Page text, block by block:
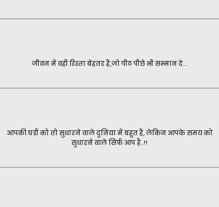
जीवन में वही रिश्ता बेहतर हैं,जो पीठ पीछे भी सम्मान दे…
आपकी घड़ी को तो सुधारने वाले दुनिया में बहुत हैं, लेकिन आपके समय को
सुधारने वाले सिर्फ़ आप हैं..!!